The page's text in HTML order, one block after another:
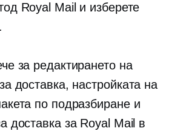
Royal Mail и изберете
за редактирането на
доставка, настройката на
по подразбиране и
доставка за Royal Mail в